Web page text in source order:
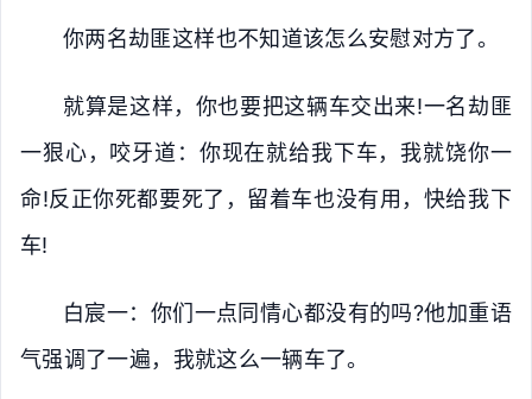
你两名劫匪这样也不知道该怎么安慰对方了。
就算是这样，你也要把这辆车交出来!一名劫匪
一狠心，咬牙道：你现在就给我下车，我就饶你一
命!反正你死都要死了，留着车也没有用，快给我下
车!
白宸一：你们一点同情心都没有的吗?他加重语
气强调了一遍，我就这么一辆车了。